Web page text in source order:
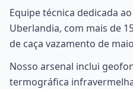
Equipe técnica dedicada
Uberlandia, com mais de
de caça vazamento de
Nosso arsenal inclui
termográfica